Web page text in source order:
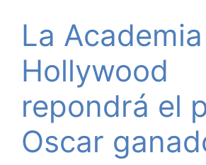
La
Hollywood
repondrá el
Oscar